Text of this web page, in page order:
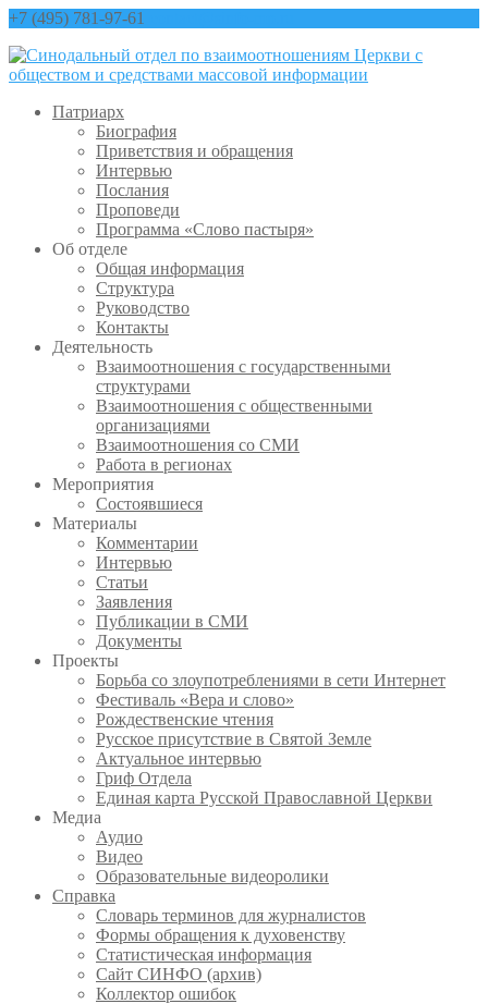
+7 (495) 781-97-61
Патриарх
Биография
Приветствия и обращения
Интервью
Послания
Проповеди
Программа «Слово пастыря»
Об отделе
Общая информация
Структура
Руководство
Контакты
Деятельность
Взаимоотношения с государственными
структурами
Взаимоотношения с общественными
организациями
Взаимоотношения со СМИ
Работа в регионах
Мероприятия
Состоявшиеся
Материалы
Комментарии
Интервью
Статьи
Заявления
Публикации в СМИ
Документы
Проекты
Борьба со злоупотреблениями в сети Интернет
Фестиваль «Вера и слово»
Рождественские чтения
Русское присутствие в Святой Земле
Актуальное интервью
Гриф Отдела
Единая карта Русской Православной Церкви
Медиа
Аудио
Видео
Образовательные видеоролики
Справка
Словарь терминов для журналистов
Формы обращения к духовенству
Статистическая информация
Сайт СИНФО (архив)
Коллектор ошибок